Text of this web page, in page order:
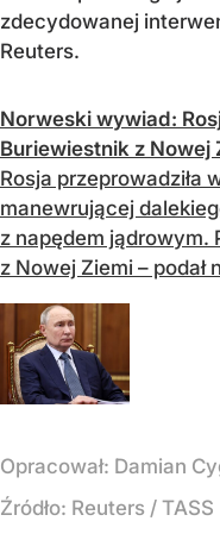
zdecydowanej
Reuters.
Norweski wywiad:
Buriewiestnik z Nowej
Rosja przeprowadziła
manewrującej
z napędem jądrowym.
z Nowej Ziemi –
Opracował: Damian
Źródło: Reuters / TASS